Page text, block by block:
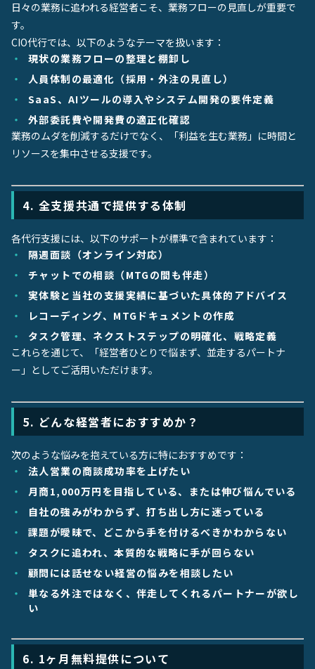
日々の業務に追われる経営者こそ、業務フローの見直しが重要で
す。
CIO代行では、以下のようなテーマを扱います：
現状の業務フローの整理と棚卸し
人員体制の最適化（採用・外注の見直し）
SaaS、AIツールの導入やシステム開発の要件定義
外部委託費や開発費の適正化確認
業務のムダを削減するだけでなく、「利益を生む業務」に時間と
リソースを集中させる支援です。
4. 全支援共通で提供する体制
各代行支援には、以下のサポートが標準で含まれています：
隔週面談（オンライン対応）
チャットでの相談（MTGの間も伴走）
実体験と当社の支援実績に基づいた具体的アドバイス
レコーディング、MTGドキュメントの作成
タスク管理、ネクストステップの明確化、戦略定義
これらを通じて、「経営者ひとりで悩まず、並走するパートナ
ー」としてご活用いただけます。
5. どんな経営者におすすめか？
次のような悩みを抱えている方に特におすすめです：
法人営業の商談成功率を上げたい
月商1,000万円を目指している、または伸び悩んでいる
自社の強みがわからず、打ち出し方に迷っている
課題が曖昧で、どこから手を付けるべきかわからない
タスクに追われ、本質的な戦略に手が回らない
顧問には話せない経営の悩みを相談したい
単なる外注ではなく、伴走してくれるパートナーが欲し
い
6. 1ヶ月無料提供について